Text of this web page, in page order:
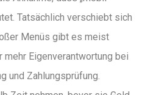
Tatsächlich verschiebt sich
Menüs gibt es meist
mehr Eigenverantwortung bei
und Zahlungsprüfung.